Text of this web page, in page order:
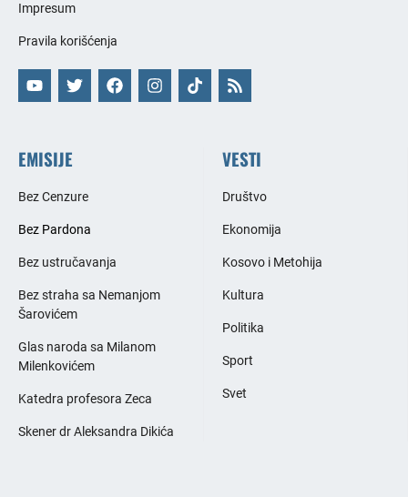
Impresum
Pravila korišćenja
EMISIJE
Bez Cenzure
Bez Pardona
Bez ustručavanja
Bez straha sa Nemanjom
Šarovićem
Glas naroda sa Milanom
Milenkovićem
Katedra profesora Zeca
Skener dr Aleksandra Dikića
VESTI
Društvo
Ekonomija
Kosovo i Metohija
Kultura
Politika
Sport
Svet